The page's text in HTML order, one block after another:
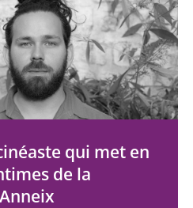
qui met en
de la